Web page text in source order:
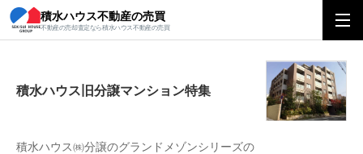
積水ハウス不動産の売買
不動産の売却査定なら積水ハウス不動産の売買
積水ハウス旧分譲マンション特集
積水ハウス旧分譲マンション特集
積水ハウス㈱分譲のグランドメゾンシリーズの